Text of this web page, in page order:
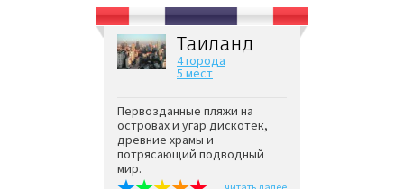
Таиланд
4 города
5 мест
Первозданные пляжи на
островах и угар дискотек,
древние храмы и
потрясающий подводный
мир.